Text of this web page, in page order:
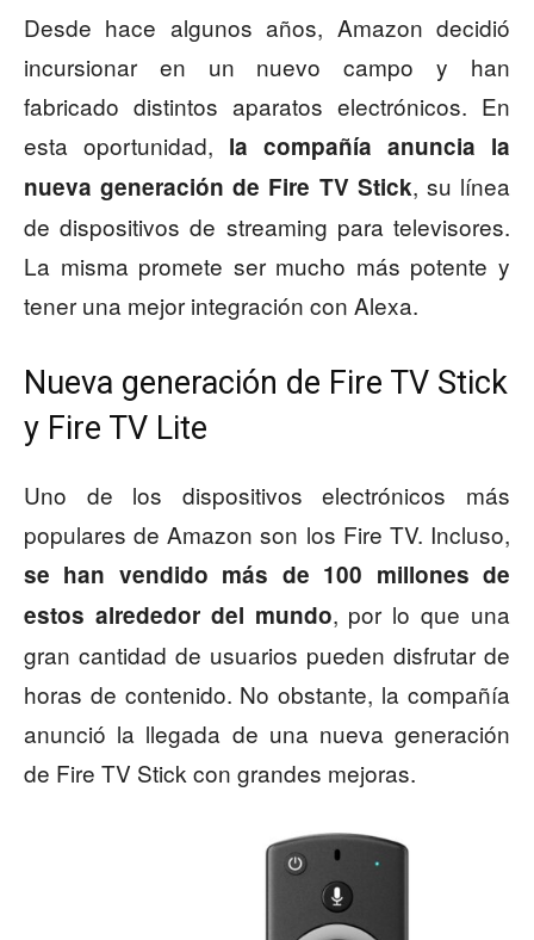
Desde hace algunos años, Amazon decidió
incursionar en un nuevo campo y han
fabricado distintos aparatos electrónicos. En
esta oportunidad, la compañía anuncia la
nueva generación de Fire TV Stick, su línea
de dispositivos de streaming para televisores.
La misma promete ser mucho más potente y
tener una mejor integración con Alexa.
Nueva generación de Fire TV Stick
y Fire TV Lite
Uno de los dispositivos electrónicos más
populares de Amazon son los Fire TV. Incluso,
se han vendido más de 100 millones de
estos alrededor del mundo, por lo que una
gran cantidad de usuarios pueden disfrutar de
horas de contenido. No obstante, la compañía
anunció la llegada de una nueva generación
de Fire TV Stick con grandes mejoras.